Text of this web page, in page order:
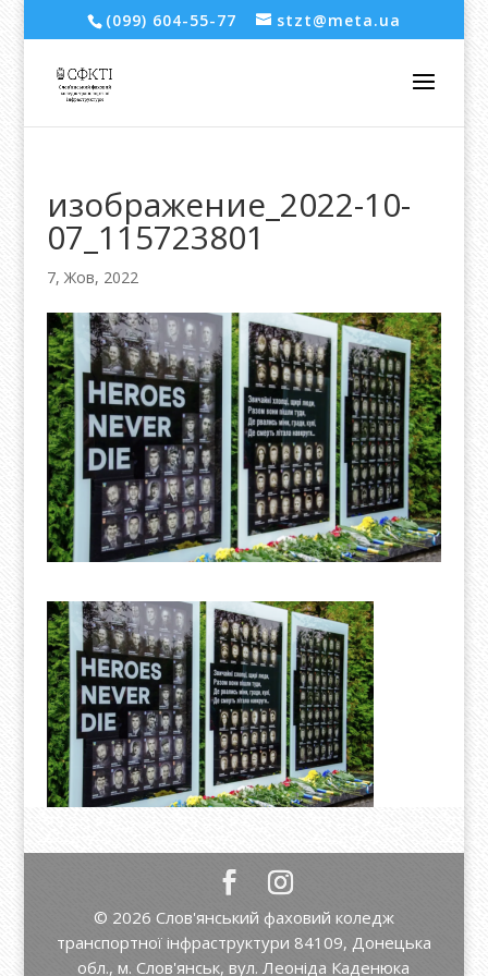
(099) 604-55-77 stzt@meta.ua
изображение_2022-10-
07_115723801
7, Жов, 2022
© 2026 Слов'янський фаховий коледж
транспортної інфраструктури 84109, Донецька
обл., м. Слов'янськ, вул. Леоніда Каденюка